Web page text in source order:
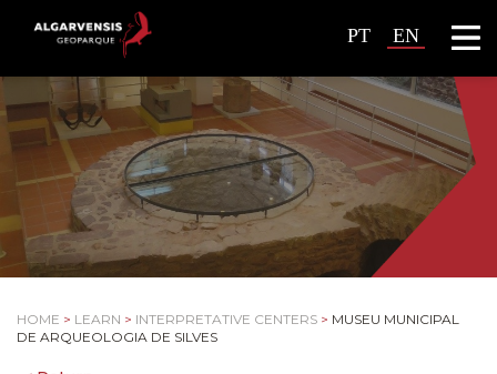
PT EN
HOME > LEARN > INTERPRETATIVE CENTERS > MUSEU MUNICIPAL
DE ARQUEOLOGIA DE SILVES